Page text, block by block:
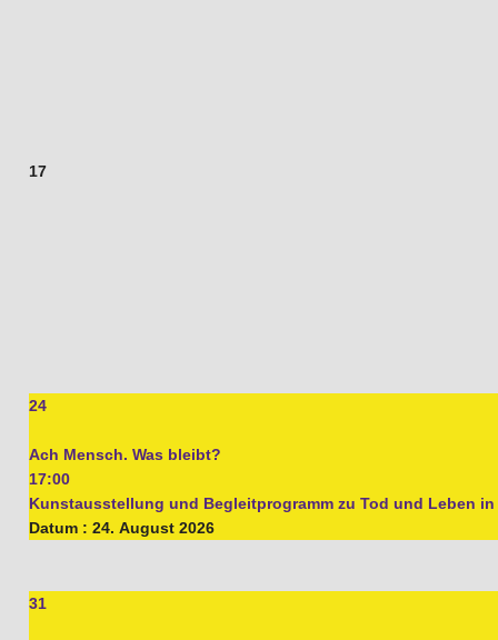
17
24
Ach Mensch. Was bleibt?
17:00
Kunstausstellung und Begleitprogramm zu Tod und Leben in
Datum : 24. August 2026
31